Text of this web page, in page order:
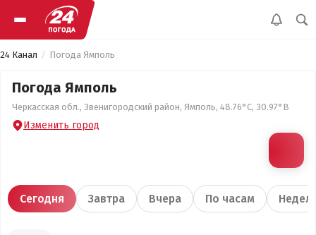
24 Канал Погода Ямполь
Погода Ямполь
Черкасская обл., Звенигородский район, Ямполь, 48.76°С, 30.97°В
Изменить город
Сегодня Завтра Вчера По часам